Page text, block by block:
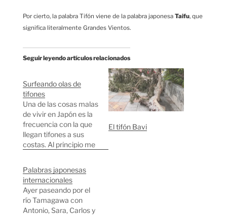
Por cierto, la palabra Tifón viene de la palabra japonesa Taifu, que
significa literalmente Grandes Vientos.
Seguir leyendo artículos relacionados
Surfeando olas de
tifones
Una de las cosas malas
de vivir en Japón es la
frecuencia con la que
llegan tifones a sus
costas. Al principio me
pero poco a poco me
he ido acostumbrando
y la verdad es que si no
pasa justo justo por…
El tifón Bavi
Palabras japonesas
internacionales
Ayer paseando por el
río Tamagawa con
Antonio, Sara, Carlos y